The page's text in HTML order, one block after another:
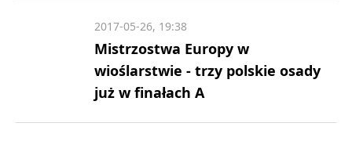
Mistrzostwa Europy w
wioślarstwie - trzy polskie osady
już w finałach A
2017-05-26, 19:38